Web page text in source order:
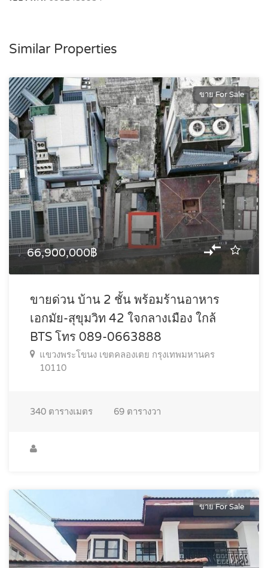
Similar Properties
ขาย For Sale
66,900,000฿
ขายด่วน บ้าน 2 ชั้น พร้อมร้านอาหาร
เอกมัย-สุขุมวิท 42 ใจกลางเมือง ใกล้
BTS โทร 089-0663888
แขวงพระโขนง เขตคลองเตย กรุงเทพมหานคร
10110
340 ตารางเมตร 69 ตารางวา
ขาย For Sale